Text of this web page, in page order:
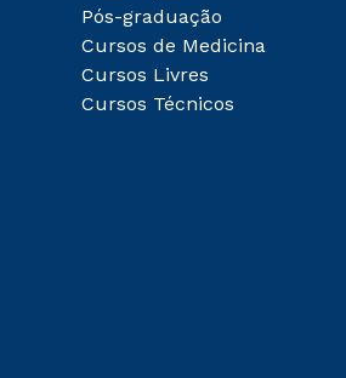
Pós-graduação
Cursos de Medicina
Cursos Livres
Cursos Técnicos